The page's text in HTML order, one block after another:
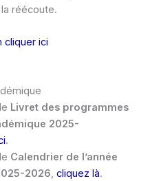
réécoute.
cliquer ici
Livret des programmes
2025-
.
Calendrier de l’année
2026, cliquez là.